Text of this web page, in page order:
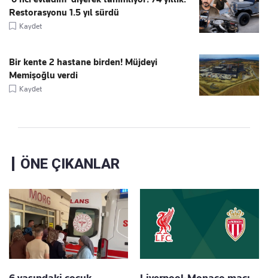
Restorasyonu 1.5 yıl sürdü
Kaydet
Bir kente 2 hastane birden! Müjdeyi
Memişoğlu verdi
Kaydet
ÖNE ÇIKANLAR